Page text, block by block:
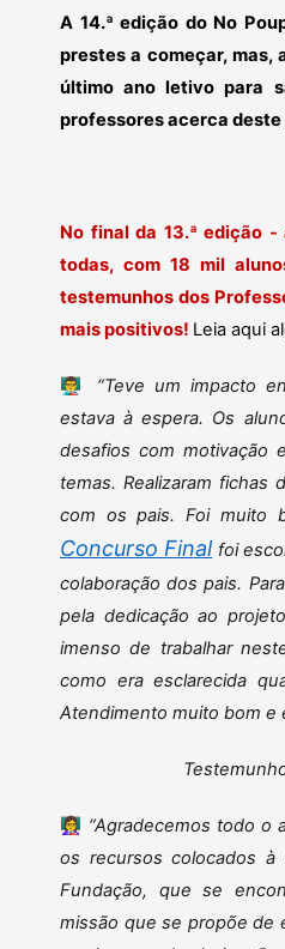
A 14.ª edição do No
prestes a começar, mas,
último ano letivo para
professores acerca
No final da 13.ª edição
todas, com 18 mil
testemunhos dos
mais positivos! Leia aqui
👨‍🏫
“Teve um impacto
estava à espera. Os
desafios com motivação
temas. Realizaram fichas
com os pais. Foi muito
Concurso Final foi
colaboração dos pais.
pela dedicação ao
imenso de trabalhar
como era esclarecida
Atendimento muito bom e
👩‍🏫 “Agradecemos todo o
os recursos colocados à
Fundação, que se
missão que se propõe de